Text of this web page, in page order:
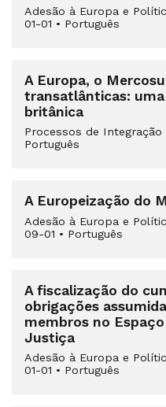
Adesão à Europa e
01-01 • Português
A Europa, o
transatlânticas:
britânica
Processos de Integração
Português
A Europeização do
Adesão à Europa e
09-01 • Português
A fiscalização do
obrigações
membros no
Justiça
Adesão à Europa e
01-01 • Português